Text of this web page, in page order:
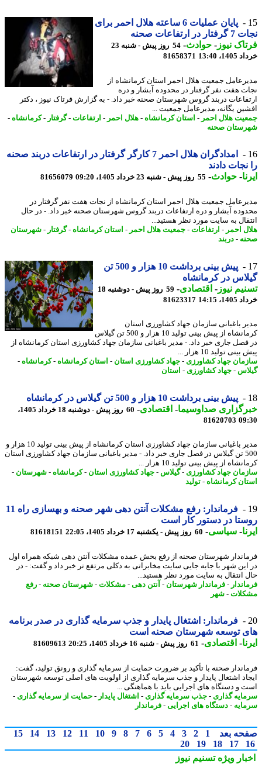
پایان عملیات 6 ساعته هلال احمر برای
ارتفاعات صحنه
نیوز-حوادث -
54 روز پیش - شنبه 23
13:40
81658371
جمعیت هلال احمر استان کرمانشاه از
هفت نفر گرفتار در محدوده آبشار و دره
دربند گروس شهرستان صحنه خبر داد. - به گزارش فرتاک نیوز ، دکتر
یگانه، مدیرعامل جمعیت ...
هلال احمر -استان کرمانشاه-هلال احمر -ارتفاعات-گرفتار -کرمانشاه-
صحنه
امدادگران هلال احمر 7 کارگر گرفتار در ارتفاعات دربند صحنه
دادند
-حوادث -55 روز پیش - شنبه 23 خرداد 1405، 09:20 81656079
جمعیت هلال احمر استان کرمانشاه از نجات هفت نفر گرفتار در
آبشار و دره ارتفاعات دربند گروس شهرستان صحنه خبر داد. - در ﺣﺎل
ﺑﻪ ﺳﺎﯾﺖ ﻣﻮرد ﻧﻈﺮ ﻫﺴﺘﯿﺪ...
احمر -ارتفاعات-جمعیت هلال احمر -استان کرمانشاه-گرفتار -شهرستان
-دربند
پیش بینی برداشت 10 هزار و 500 تن
در کرمانشاه
نیوز-اقتصادی-
59 روز پیش - دوشنبه 18
14:15
81623317
باغبانی سازمان جهاد کشاورزی استان
کرمانشاه از پیش بینی تولید 10 هزار و 500 تن گیلاس
جاری خبر داد. - مدیر باغبانی سازمان جهاد کشاورزی استان کرمانشاه از
تولید 10 هزار ...
جهاد کشاورزی- جهاد کشاورزی استان-استان کرمانشاه-کرمانشاه-
-جهاد کشاورزی- استان
پیش بینی برداشت 10 هزار و 500 تن گیلاس در کرمانشاه
صداوسیما-اقتصادی-
60 روز پیش - دوشنبه 18 خرداد 1405،
81620703
مدیر باغبانی سازمان جهاد کشاورزی استان کرمانشاه از پیش بینی تولید 10 هزار و
500 تن گیلاس در فصل جاری خبر داد. - مدیر باغبانی سازمان جهاد کشاورزی استان
از پیش بینی تولید 10 هزار ...
جهاد کشاورزی- گیلاس-جهاد کشاورزی استان-کرمانشاه-شهرستان-
کرمانشاه-تولید
فرماندار: رفع مشکلات آنتن دهی شهر صحنه و بهسازی راه 11
در دستور کار است
-سیاسی-60 روز پیش - یکشنبه 17 خرداد 1405، 22:05 81618151
شهرستان صحنه از رفع بخش عمده مشکلات آنتن دهی شبکه همراه اول
شهر با جابه جایی سایت مخابراتی به دکلی مرتفع تر خبر داد و گفت: - در
اﻧﺘﻘﺎل ﺑﻪ ﺳﺎﯾﺖ ﻣﻮرد ﻧﻈﺮ ﻫﺴﺘﯿﺪ...
-فرماندار شهرستان-آنتن دهی -مشکلات-شهرستان صحنه-رفع
-شهر
فرماندار: اشتغال پایدار و جذب سرمایه گذاری در صدر برنامه
توسعه شهرستان صحنه است
-اقتصادی-61 روز پیش - شنبه 16 خرداد 1405، 20:25 81609613
صحنه با تأکید بر ضرورت حمایت از سرمایه گذاری و رونق تولید، گفت:
اشتغال پایدار و جذب سرمایه گذاری از اولویت های اصلی توسعه شهرستان
و دستگاه های اجرایی باید با هماهنگی ...
گذاری- جذب سرمایه گذاری- اشتغال پایدار-حمایت از سرمایه گذاری-
-دستگاه های اجرایی- فرماندار
بعد 1
2
3
4
5
6
7
8
9
10
11
12
13
14
15
17
18
19
20
ویژهتسنیم نیوز